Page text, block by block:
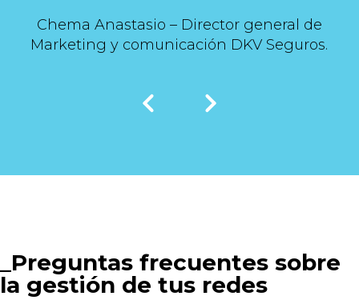
Chema Anastasio – Director general de
Marketing y comunicación DKV Seguros.
Preguntas frecuentes sobre
la gestión de tus redes